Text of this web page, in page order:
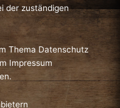
der zuständigen
Thema Datenschutz
Impressum